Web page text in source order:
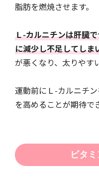
脂肪を燃焼させます。
Ｌ-カルニチンは肝臓
に減少し不足してしま
が悪くなり、太りやす
運動前にＬ-カルニチ
を高めることが期待で
ビタ